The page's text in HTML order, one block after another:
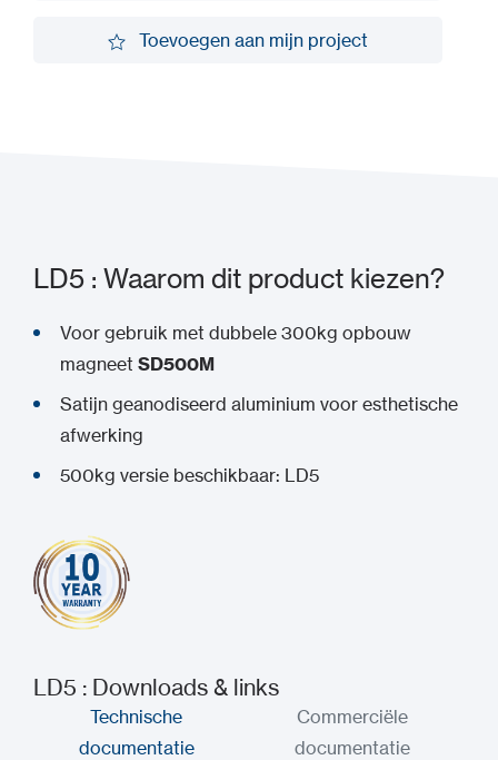
Toevoegen aan mijn project
LD5 : Waarom dit product kiezen?
Voor gebruik met dubbele 300kg opbouw
magneet SD500M
Satijn geanodiseerd aluminium voor esthetische
afwerking
500kg versie beschikbaar: LD5
LD5 : Downloads & links
Technische
documentatie
Commerciële
documentatie